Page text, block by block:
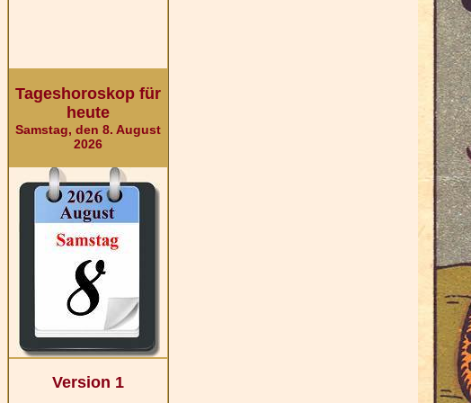
Tageshoroskop für
heute
Samstag, den 8. August
2026
Version 1